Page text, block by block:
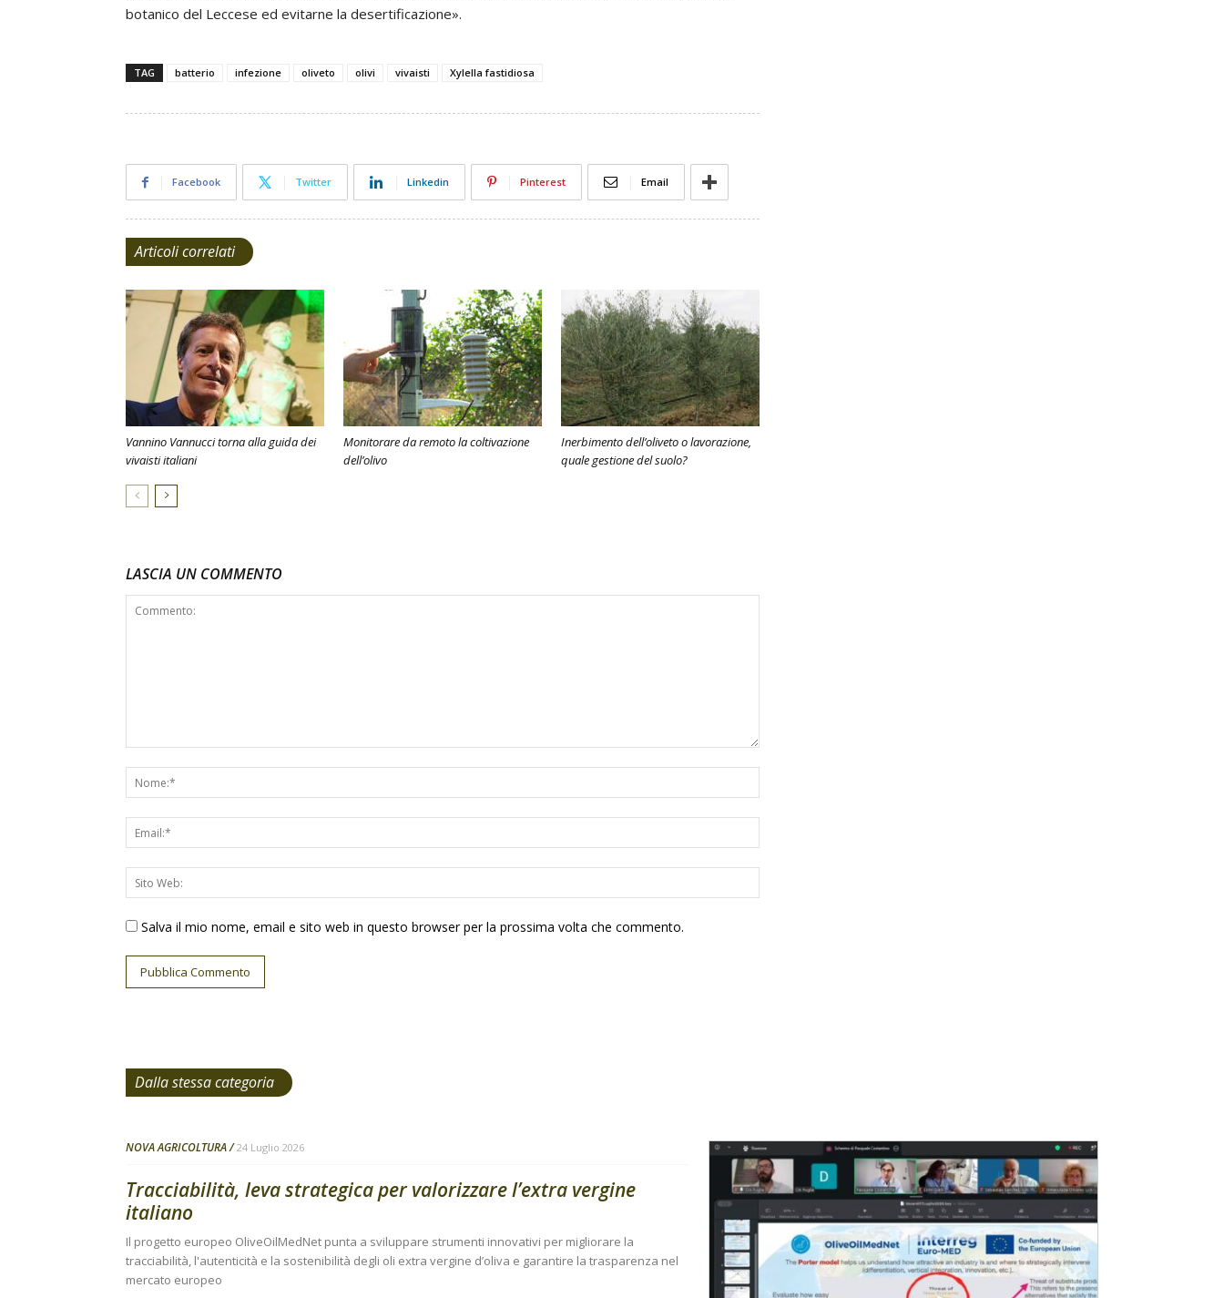
botanico del Leccese ed evitarne la desertificazione».
TAG batterio infezione oliveto olivi vivaisti Xylella fastidiosa
Facebook Twitter Linkedin Pinterest Email
Articoli correlati
Vannino Vannucci torna alla guida dei
vivaisti italiani
Monitorare da remoto la coltivazione
dell’olivo
Inerbimento dell’oliveto o lavorazione,
quale gestione del suolo?
LASCIA UN COMMENTO
Salva il mio nome, email e sito web in questo browser per la prossima volta che commento.
Dalla stessa categoria
NOVA AGRICOLTURA 24 Luglio 2026
Tracciabilità, leva strategica per valorizzare l’extra vergine
italiano
Il progetto europeo OliveOilMedNet punta a sviluppare strumenti innovativi per migliorare la
tracciabilità, l'autenticità e la sostenibilità degli oli extra vergine d’oliva e garantire la trasparenza nel
mercato europeo